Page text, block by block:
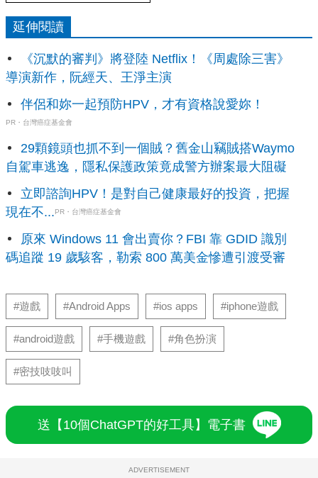
延伸閱讀
《沉默的審判》將登陸 Netflix！《周處除三害》
導演新作，阮經天、王淨主演
伴侶和妳一起預防HPV，才有資格說愛妳！
PR・台灣癌症基金會
29顆鏡頭也抓不到一個賊？舊金山竊賊搭Waymo
自駕車逃逸，隱私保護政策竟成警方辦案最大阻礙
立即諮詢HPV！是對自己健康最好的投資，把握
現在不...PR・台灣癌症基金會
原來 Windows 11 會出賣你？FBI 靠 GDID 識別
碼追蹤 19 歲駭客，勒索 800 萬美金慘遭引渡受審
#遊戲 #Android Apps #ios apps #iphone遊戲
#android遊戲 #手機遊戲 #角色扮演
#密技吱吱叫
送【10個ChatGPT的好工具】電子書
ADVERTISEMENT